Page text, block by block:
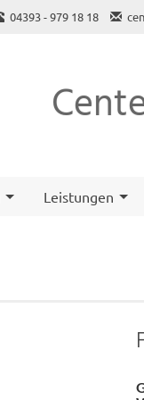
04393 - 979 18 18
Leistungen